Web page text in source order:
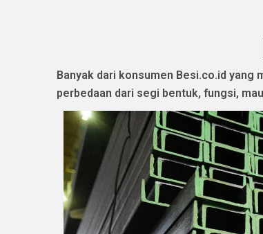
Banyak dari konsumen Besi.co.id yang
perbedaan dari segi bentuk, fungsi,